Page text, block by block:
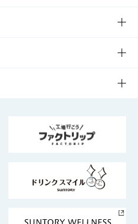
ナビリティ経営